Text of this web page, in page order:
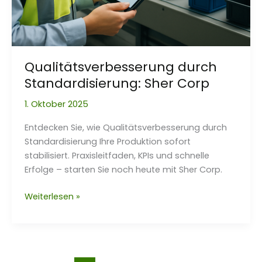
Qualitätsverbesserung durch
Standardisierung: Sher Corp
1. Oktober 2025
Entdecken Sie, wie Qualitätsverbesserung durch
Standardisierung Ihre Produktion sofort
stabilisiert. Praxisleitfaden, KPIs und schnelle
Erfolge – starten Sie noch heute mit Sher Corp.
Qualitätsverbesserung
Weiterlesen »